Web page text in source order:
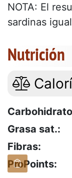
NOTA: El
sardinas
Nutrición
Grasa sat.:
Fibras:
ProPoints: